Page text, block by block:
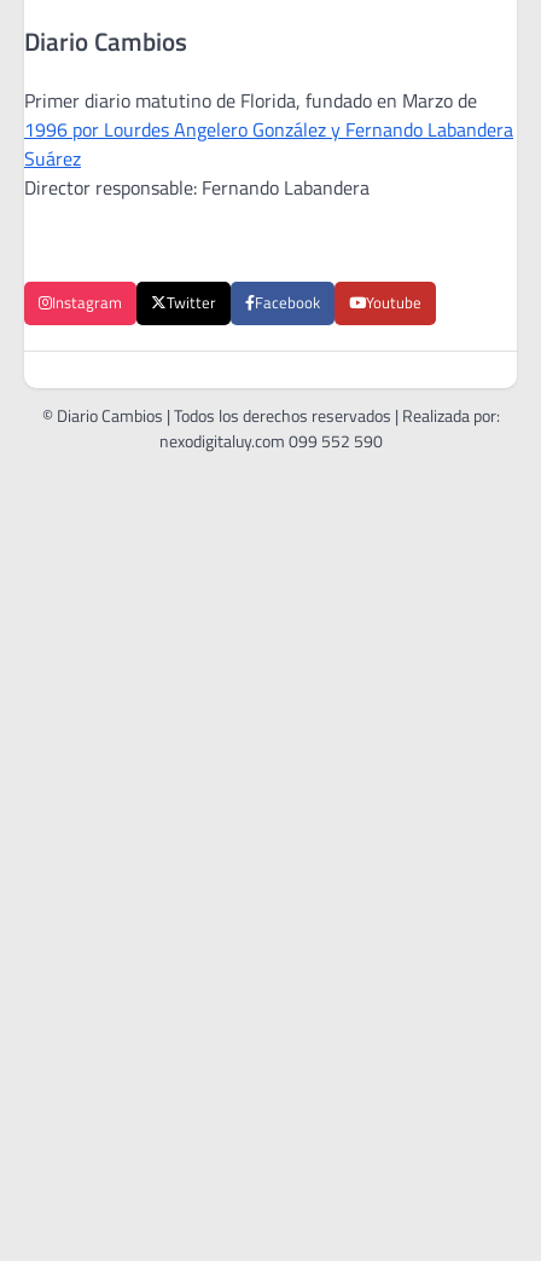
Diario Cambios
Primer diario matutino de Florida, fundado en Marzo de
1996 por Lourdes Angelero González y Fernando Labandera
Suárez
Director responsable: Fernando Labandera
Instagram Twitter Facebook Youtube